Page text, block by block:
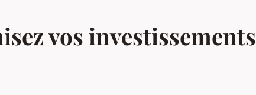
vos investissements